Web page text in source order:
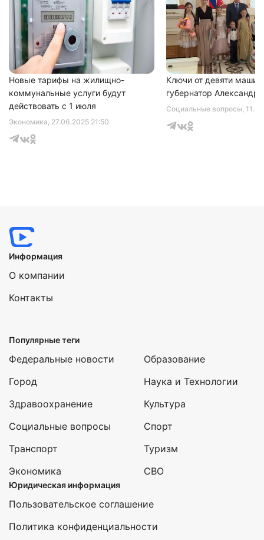
Экономика, 27.06.2025 21:50
Новые тарифы на жилищно-
коммунальные услуги будут
действовать с 1 июля
Социальные вопросы,
Ключи от девяти машин
губернатор Александр
Нажимая на кнопку "Отправить" вы
соглашаетесь сполитикой конфиденциальности
Информация
О компании
Контакты
Популярные теги
Федеральные новости
Город
Здравоохранение
Социальные вопросы
Транспорт
Экономика
Образование
Наука и Технологии
Культура
Спорт
Туризм
СВО
Юридическая информация
Пользовательское соглашение
Политика конфиденциальности